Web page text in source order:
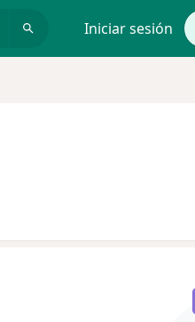
Iniciar sesión